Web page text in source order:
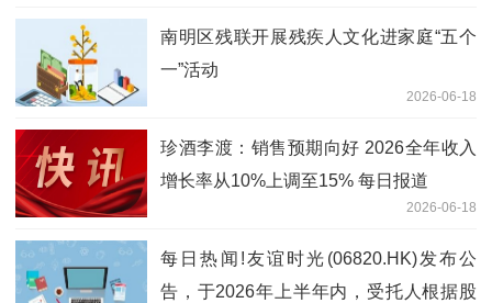
南明区残联开展残疾人文化进家庭“五个
一”活动
2026-06-18
珍酒李渡：销售预期向好 2026全年收入
增长率从10%上调至15% 每日报道
2026-06-18
每日热闻!友谊时光(06820.HK)发布公
告，于2026年上半年内，受托人根据股